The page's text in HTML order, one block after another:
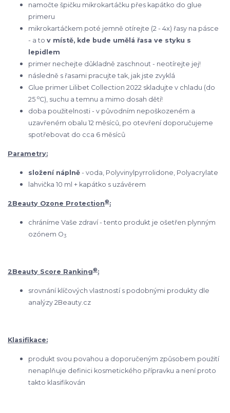
namočte špičku mikrokartáčku přes kapátko do glue
primeru
mikrokartáčkem poté jemně otírejte (2 - 4x) řasy na pásce
- a to v místě, kde bude umělá řasa ve styku s
lepidlem
primer nechejte důkladně zaschnout - neotírejte jej!
následně s řasami pracujte tak, jak jste zvyklá
Glue primer Lilibet Collection 2022 skladujte v chladu (do
25 oC), suchu a temnu a mimo dosah dětí!
doba použitelnosti - v původním nepoškozeném a
uzavřeném obalu 12 měsíců, po otevření doporučujeme
spotřebovat do cca 6 měsíců
Parametry:
složení náplně - voda, Polyvinylpyrrolidone, Polyacrylate
lahvička 10 ml + kapátko s uzávěrem
2Beauty Ozone Protection®:
chráníme Vaše zdraví - tento produkt je ošetřen plynným
ozónem O3
2Beauty Score Ranking®:
srovnání klíčových vlastností s podobnými produkty dle
analýzy 2Beauty.cz
Klasifikace:
produkt svou povahou a doporučeným způsobem použití
nenaplňuje definici kosmetického přípravku a není proto
takto klasifikován